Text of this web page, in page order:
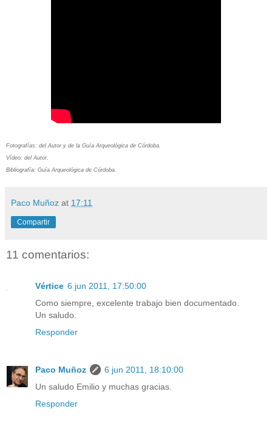
Fotografías: del Autor y de la Guía Arqueológica de Córdoba.
Vídeo: del Autor.
Bibliografía: Guía Arqueológica de Córdoba.
Paco Muñoz at 17:11
Compartir
11 comentarios:
Vértice 6 jun 2011, 17:50:00
Como siempre, excelente trabajo bien documentado.
Un saludo.
Responder
Paco Muñoz
6 jun 2011, 18:10:00
Un saludo Emilio y muchas gracias.
Responder